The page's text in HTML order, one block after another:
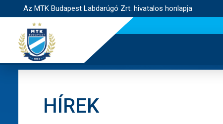
Az MTK Budapest Labdarúgó Zrt. hivatalos honlapja
HÍREK